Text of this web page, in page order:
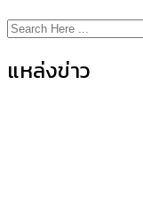
แหล่งข่าว